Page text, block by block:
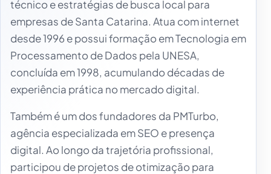
técnico e estratégias de busca local para
empresas de Santa Catarina. Atua com internet
desde 1996 e possui formação em Tecnologia em
Processamento de Dados pela UNESA,
concluída em 1998, acumulando décadas de
experiência prática no mercado digital.
Também é um dos fundadores da PMTurbo,
agência especializada em SEO e presença
digital. Ao longo da trajetória profissional,
participou de projetos de otimização para